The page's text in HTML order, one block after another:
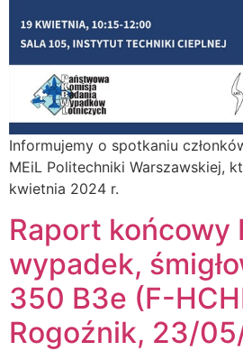
Informujemy o spotkaniu
MEiL Politechniki Warszawskiej,
kwietnia 2024 r.
Raport końcowy
wypadek,
350 B3e (F-
Rogoźnik, 23/